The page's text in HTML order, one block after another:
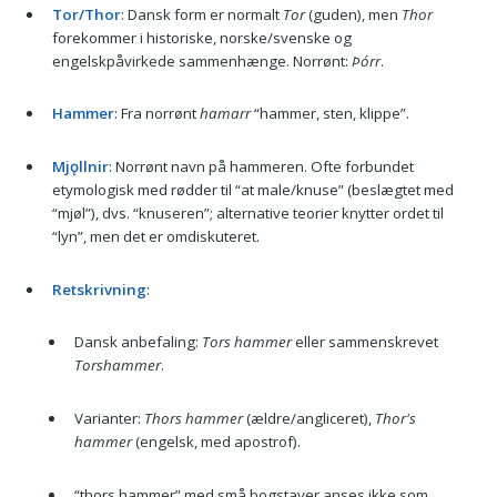
Tor/Thor: Dansk form er normalt Tor(guden), men Thor
forekommer i historiske, norske/svenske og
engelskpåvirkede sammenhænge. Norrønt: Þórr.
Hammer: Fra norrønthamarr“hammer, sten, klippe”.
Mjǫllnir: Norrønt navn på hammeren. Ofte forbundet
etymologisk med rødder til “at male/knuse” (beslægtet med
“mjøl”), dvs. “knuseren”; alternative teorier knytter ordet til
“lyn”, men det er omdiskuteret.
Retskrivning:
Dansk anbefaling: Tors hammereller sammenskrevet
Torshammer.
Varianter: Thors hammer(ældre/angliceret), Thor's
hammer(engelsk, med apostrof).